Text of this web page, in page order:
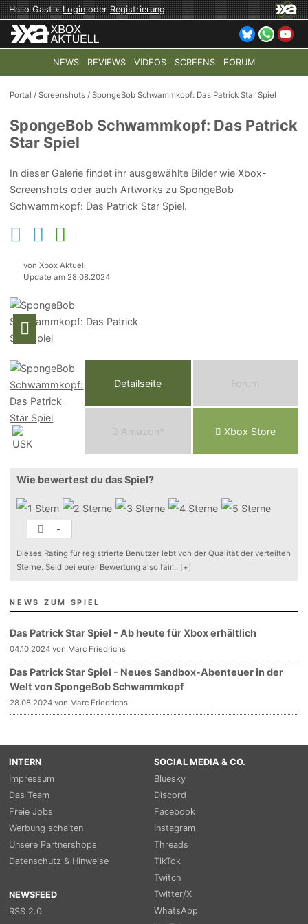
Hallo Gast »LoginoderRegistrierung
NEWS REVIEWS VIDEOS SCREENS FORUM
TOP-THEMEN: COD: MODERN WARFARE 4 HALO:
Portal /Screenshots /SpongeBob Schwammkopf: Das Patrick Star Spiel
SpongeBob Schwammkopf: Das Patrick
Star Spiel
In dieser Galerie findet ihr ausgewählte Bilder wie Xbox-
Screenshots oder auch Artworks zu SpongeBob
Schwammkopf: Das Patrick Star Spiel.
von Xbox Aktuell
Update am 28.08.2024
Detailseite Forum
Ama o n* Xbox Store
Wie bewertest du das Spiel?
-
Dieses Rating für registrierte Benutzer lebt von der Qualität der verteilten
Sterne. Seid bei eurer Bewertung also fair... [+]
NEWS ZUM SPIEL
Das Patrick Star Spiel - Ab heute für Xbox erhältlich
04.10.2024 von Marc Friedrichs
Das Patrick Star Spiel - Neues Sandbox-Abenteuer in der
Welt von SpongeBob Schwammkopf
28.08.2024 von Marc Friedrichs
INTERN
Impressum
Das Team
Freie Jobs
Werbung schalten
Unsere Partnershops
Datenschutz & Hinweise
NEWSFEED
RSS 2.0
SOCIAL MEDIA & CO.
Bluesky
Discord
Facebook
Instagram
Threads
TikTok
Twitch
Twitter/X
WhatsApp